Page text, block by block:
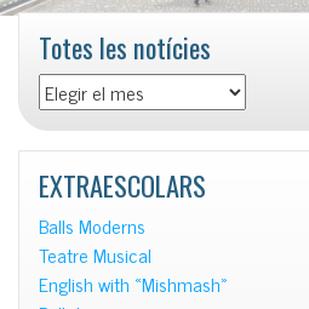
Totes les notícies
Totes
les
notícies
EXTRAESCOLARS
Balls Moderns
Teatre Musical
English with «Mishmash»